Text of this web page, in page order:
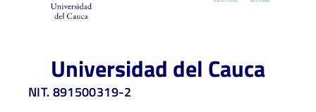
Universidad del Cauca
NIT. 891500319-2